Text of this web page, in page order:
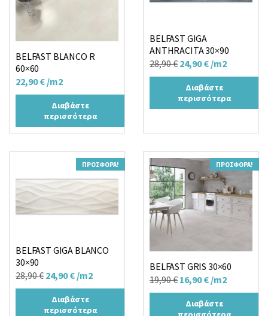
BELFAST BLANCO R
60×60
22,90€ /m2
Διαβάστε
περισσότερα
BELFAST GIGA
ANTHRACITA 30×90
28,90€ Original
price
was:
28,90 €.
24,90€Η
τρέχουσα
τιμή
είναι:
/m2
Διαβάστε
περισσότερα
ΠΡΟΣΦΟΡΆ!
BELFAST GIGA BLANCO
30×90
28,90€ Original
price
was:
24,90€Η
τρέχουσα
τιμή
/m2
Διαβάστε
περισσότερα
ΠΡΟΣΦΟΡΆ!
BELFAST GRIS 30×60
19,90€ Original
price
was:
16,90€Η
τρέχουσα
τιμή
/m2
Διαβάστε